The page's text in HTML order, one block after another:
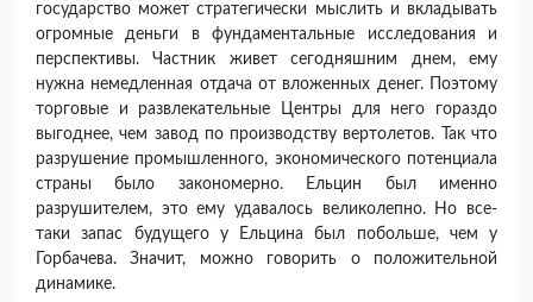
государство может стратегически мыслить и вкладывать
огромные деньги в фунда­ментальные исследования и
перспективы. Частник живет сегодняшним днем, ему
нужна немедленная отдача от вложенных денег. Поэтому
торговые и развлекательные Центры для него гораздо
выгод­нее, чем завод по производству вертолетов. Так что
разрушение промышленного, экономического потенциала
страны было закономерно. Ельцин был именно
разрушителем, это ему удавалось ве­ликолепно. Но все-
таки запас будущего у Ельцина был побольше, чем у
Горбачева. Значит, можно говорить о положительной
динамике.